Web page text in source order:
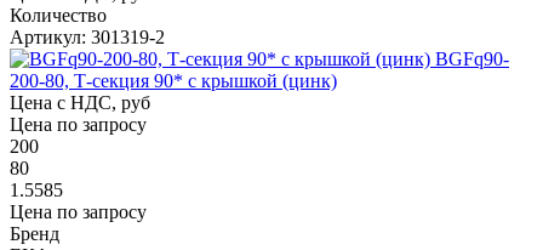
Количество
Артикул: 301319-2
BGFq90-
200-80, Т-секция 90* с крышкой (цинк)
Цена с НДС, руб
Цена по запросу
200
80
1.5585
Цена по запросу
Бренд